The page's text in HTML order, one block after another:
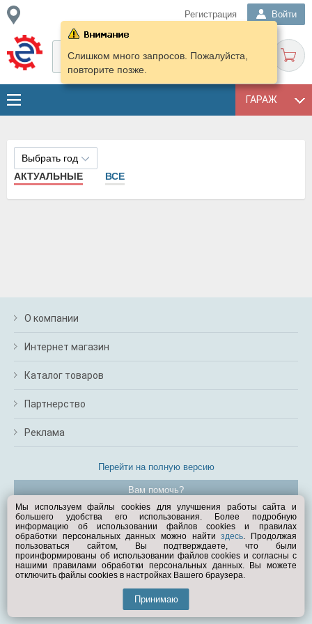
Регистрация Войти
ГАРАЖ
Слишком много запросов. Пожалуйста,
повторите позже.
Выбрать год
АКТУАЛЬНЫЕ
ВСЕ
О компании
Интернет магазин
Каталог товаров
Партнерство
Реклама
Перейти на полную версию
Вам помочь?
© Exist.ru 1998—2026
Мы используем файлы cookies для улучшения работы сайта и
большего удобства его использования. Более подробную
информацию об использовании файлов cookies и правилах
обработки персональных данных можно найтиздесь. Продолжая
пользоваться сайтом, Вы подтверждаете, что были
проинформированы об использовании файлов cookies и согласны с
нашими правилами обработки персональных данных. Вы можете
отключить файлы cookies в настройках Вашего браузера.
Принимаю